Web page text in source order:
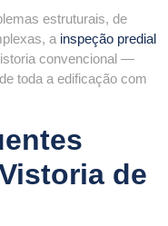
estruturais, de
a inspeção predial
convencional —
toda a edificação com
de